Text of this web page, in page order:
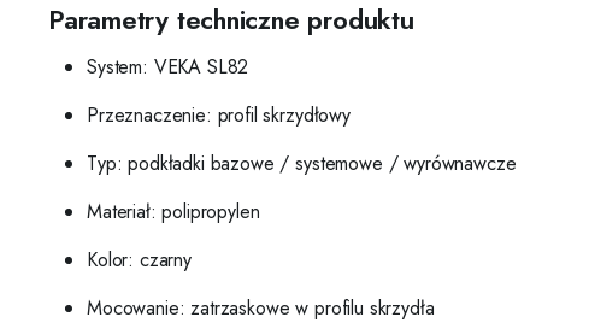
Parametry techniczne produktu
System: VEKA SL82
Przeznaczenie: profil skrzydłowy
Typ: podkładki bazowe / systemowe / wyrównawcze
Materiał: polipropylen
Kolor: czarny
Mocowanie: zatrzaskowe w profilu skrzydła